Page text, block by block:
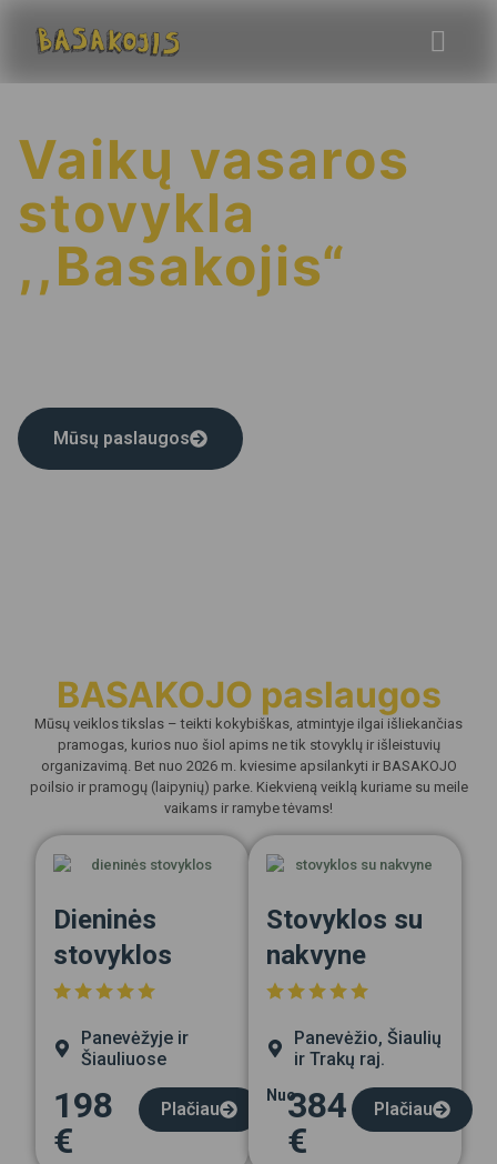
Vaikų vasaros
stovykla
,,Basakojis“
Mūsų paslaugos
BASAKOJO paslaugos
Mūsų veiklos tikslas – teikti kokybiškas, atmintyje ilgai išliekančias
pramogas, kurios nuo šiol apims ne tik stovyklų ir išleistuvių
organizavimą. Bet nuo 2026 m. kviesime apsilankyti ir BASAKOJO
poilsio ir pramogų (laipynių) parke. Kiekvieną veiklą kuriame su meile
vaikams ir ramybe tėvams!
Dieninės
stovyklos
Panevėžyje ir
Šiauliuose
198
€
Plačiau
Stovyklos su
nakvyne
Panevėžio, Šiaulių
ir Trakų raj.
Nuo384
€
Plačiau